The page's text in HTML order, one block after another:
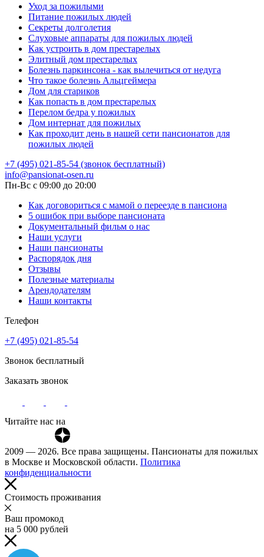
Уход за пожилыми
Питание пожилых людей
Секреты долголетия
Слуховые аппараты для пожилых людей
Как устроить в дом престарелых
Элитный дом престарелых
Болезнь паркинсона - как вылечиться от недуга
Что такое болезнь Альцгеймера
Дом для стариков
Как попасть в дом престарелых
Перелом бедра у пожилых
Дом интернат для пожилых
Как проходит день в нашей сети пансионатов для
пожилых людей
+7 (495) 021-85-54 (звонок бесплатный)
info@pansionat-osen.ru
Пн-Вс с 09:00 до 20:00
Как договориться с мамой о переезде в пансиона
5 ошибок при выборе пансионата
Документальный фильм о нас
Наши услуги
Наши пансионаты
Распорядок дня
Отзывы
Полезные материалы
Арендодателям
Наши контакты
Телефон
+7 (495) 021-85-54
Звонок бесплатный
Заказать звонок
Читайте нас на
2009 — 2026. Все права защищены. Пансионаты для пожилых
в Москве и Московской области. Политика
конфиденциальности
Cтоимость проживания
Ваш промокод
на 5 000 рублей